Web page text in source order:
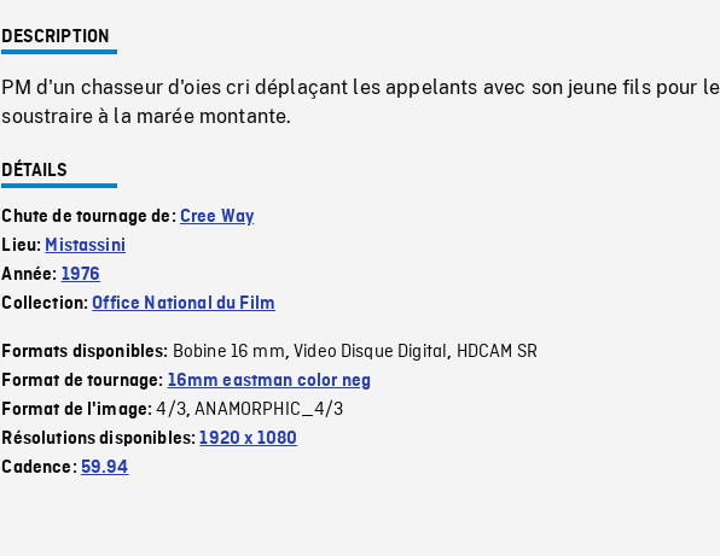
DESCRIPTION
PM d'un chasseur d'oies cri déplaçant les appelants avec son jeune fils pour
soustraire à la marée montante.
DÉTAILS
Chute de tournage de: Cree Way
Lieu: Mistassini
Année: 1976
Collection:Office National du Film
Formats disponibles: Bobine 16 mm,Video Disque Digital, HDCAM SR
Format de tournage: 16mm eastman color neg
Format de l'image:4/3,ANAMORPHIC_4/3
Résolutions disponibles:1920 x 1080
Cadence: 59.94